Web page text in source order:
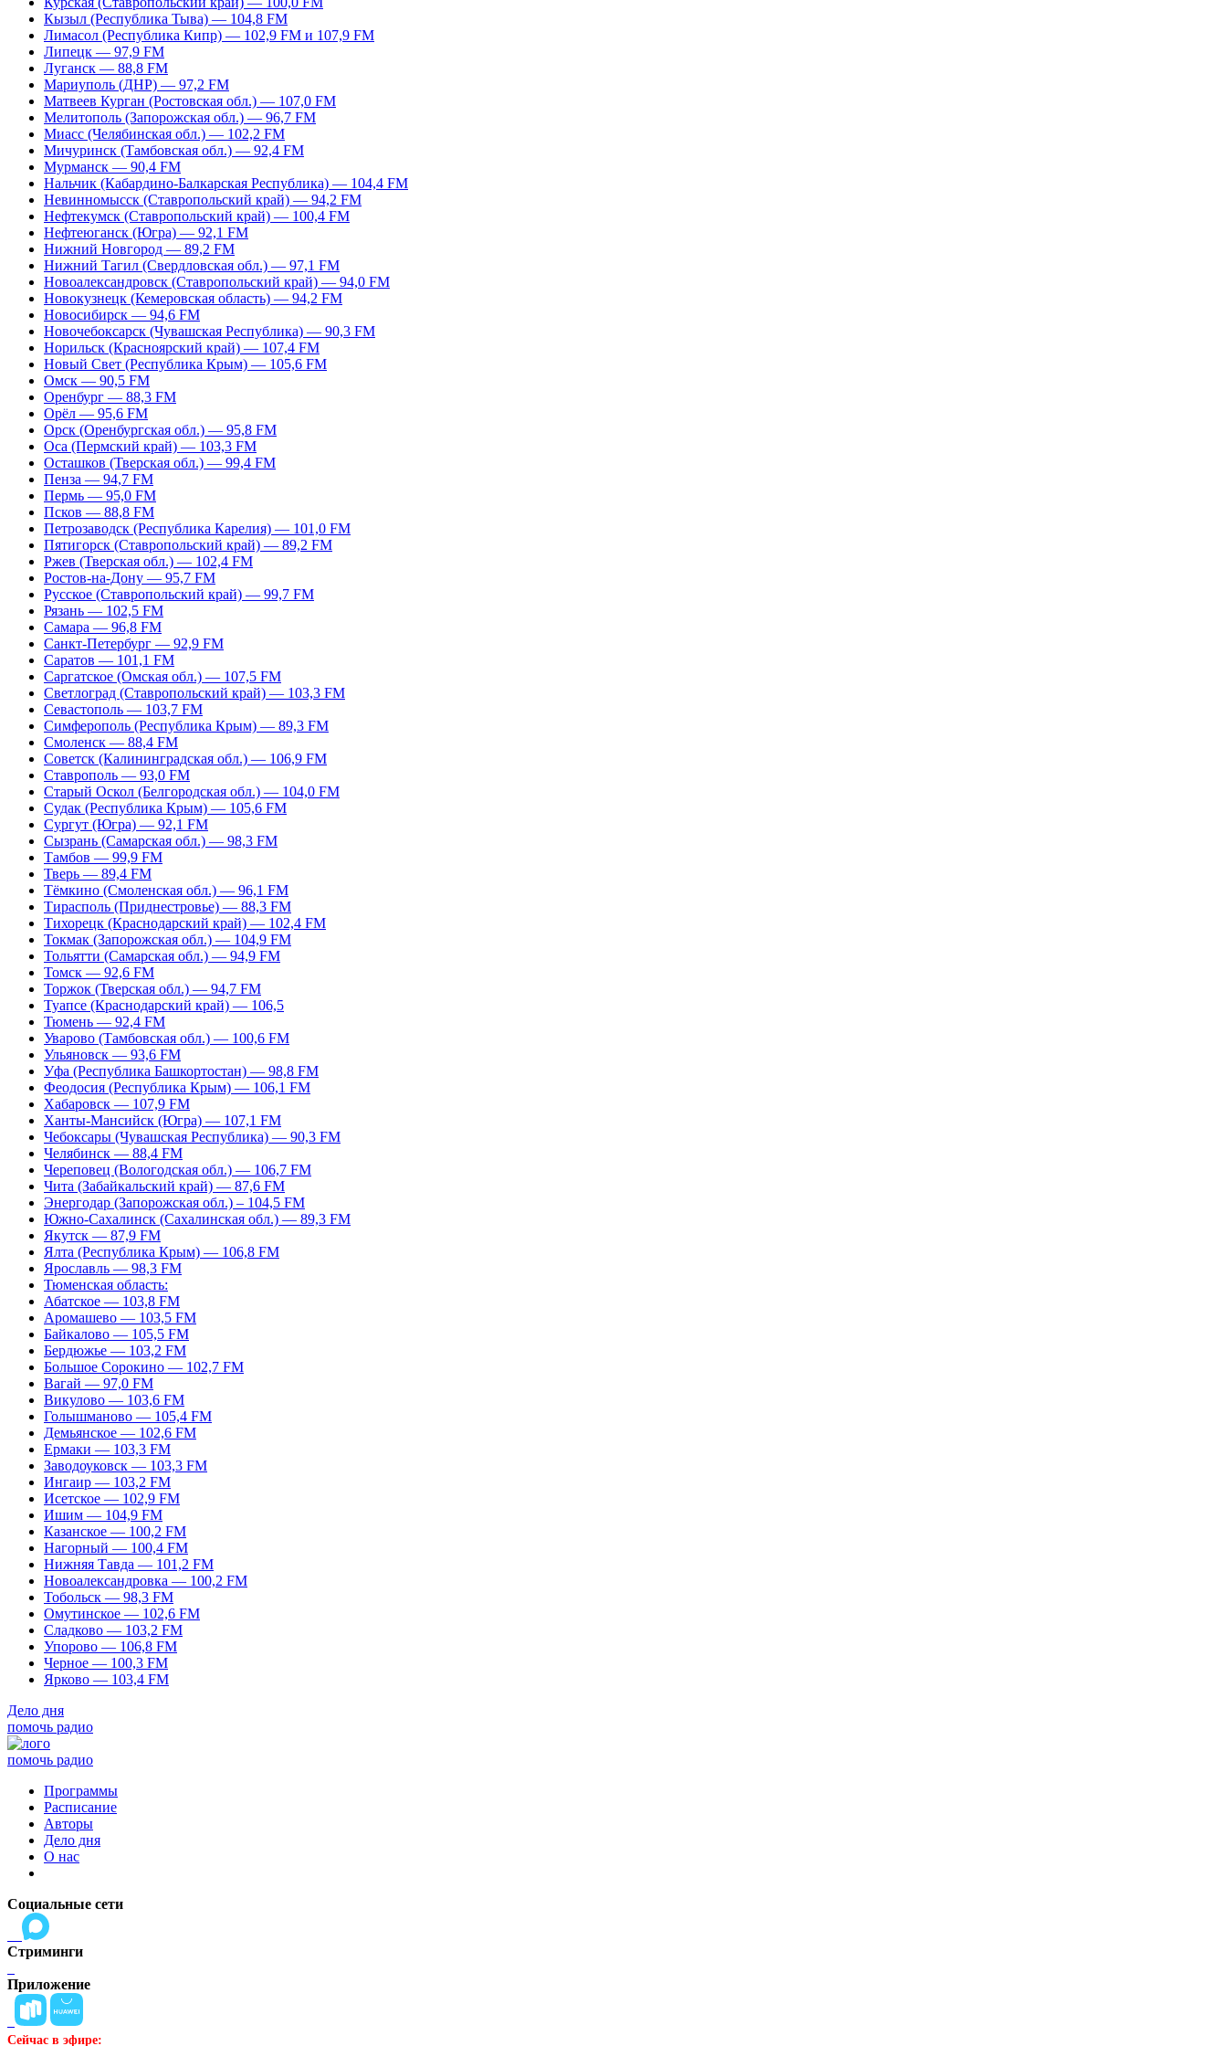
Кызыл (Республика Тыва) — 104,8 FM
Лимасол (Республика Кипр) — 102,9 FM и 107,9 FM
Липецк — 97,9 FM
Луганск — 88,8 FM
Мариуполь (ДНР) — 97,2 FM
Матвеев Курган (Ростовская обл.) — 107,0 FM
Мелитополь (Запорожская обл.) — 96,7 FM
Миасс (Челябинская обл.) — 102,2 FM
Мичуринск (Тамбовская обл.) — 92,4 FM
Мурманск — 90,4 FM
Нальчик (Кабардино-Балкарская Республика) — 104,4 FM
Невинномысск (Ставропольский край) — 94,2 FM
Нефтекумск (Ставропольский край) — 100,4 FM
Нефтеюганск (Югра) — 92,1 FM
Нижний Новгород — 89,2 FM
Нижний Тагил (Свердловская обл.) — 97,1 FM
Новоалександровск (Ставропольский край) — 94,0 FM
Новокузнецк (Кемеровская область) — 94,2 FM
Новосибирск — 94,6 FM
Новочебоксарск (Чувашская Республика) — 90,3 FM
Норильск (Красноярский край) — 107,4 FM
Новый Свет (Республика Крым) — 105,6 FM
Омск — 90,5 FM
Оренбург — 88,3 FM
Орёл — 95,6 FM
Орск (Оренбургская обл.) — 95,8 FM
Оса (Пермский край) — 103,3 FM
Осташков (Тверская обл.) — 99,4 FM
Пенза — 94,7 FM
Пермь — 95,0 FM
Псков — 88,8 FM
Петрозаводск (Республика Карелия) — 101,0 FM
Пятигорск (Ставропольский край) — 89,2 FM
Ржев (Тверская обл.) — 102,4 FM
Ростов-на-Дону — 95,7 FM
Русское (Ставропольский край) — 99,7 FM
Рязань — 102,5 FM
Самара — 96,8 FM
Санкт-Петербург — 92,9 FM
Саратов — 101,1 FM
Саргатское (Омская обл.) — 107,5 FM
Светлоград (Ставропольский край) — 103,3 FM
Севастополь — 103,7 FM
Симферополь (Республика Крым) — 89,3 FM
Смоленск — 88,4 FM
Советск (Калининградская обл.) — 106,9 FM
Ставрополь — 93,0 FM
Старый Оскол (Белгородская обл.) — 104,0 FM
Судак (Республика Крым) — 105,6 FM
Сургут (Югра) — 92,1 FM
Сызрань (Самарская обл.) — 98,3 FM
Тамбов — 99,9 FM
Тверь — 89,4 FM
Тёмкино (Смоленская обл.) — 96,1 FM
Тирасполь (Приднестровье) — 88,3 FM
Тихорецк (Краснодарский край) — 102,4 FM
Токмак (Запорожская обл.) — 104,9 FM
Тольятти (Самарская обл.) — 94,9 FM
Томск — 92,6 FM
Торжок (Тверская обл.) — 94,7 FM
Туапсе (Краснодарский край) — 106,5
Тюмень — 92,4 FM
Уварово (Тамбовская обл.) — 100,6 FM
Ульяновск — 93,6 FM
Уфа (Республика Башкортостан) — 98,8 FM
Феодосия (Республика Крым) — 106,1 FM
Хабаровск — 107,9 FM
Ханты-Мансийск (Югра) — 107,1 FM
Чебоксары (Чувашская Республика) — 90,3 FM
Челябинск — 88,4 FM
Череповец (Вологодская обл.) — 106,7 FM
Чита (Забайкальский край) — 87,6 FM
Энергодар (Запорожская обл.) – 104,5 FM
Южно-Сахалинск (Сахалинская обл.) — 89,3 FM
Якутск — 87,9 FM
Ялта (Республика Крым) — 106,8 FM
Ярославль — 98,3 FM
Тюменская область:
Абатское — 103,8 FM
Аромашево — 103,5 FM
Байкалово — 105,5 FM
Бердюжье — 103,2 FM
Большое Сорокино — 102,7 FM
Вагай — 97,0 FM
Викулово — 103,6 FM
Голышманово — 105,4 FM
Демьянское — 102,6 FM
Ермаки — 103,3 FM
Заводоуковск — 103,3 FM
Ингаир — 103,2 FM
Исетское — 102,9 FM
Ишим — 104,9 FM
Казанское — 100,2 FM
Нагорный — 100,4 FM
Нижняя Тавда — 101,2 FM
Новоалександровка — 100,2 FM
Тобольск — 98,3 FM
Омутинское — 102,6 FM
Сладково — 103,2 FM
Упорово — 106,8 FM
Черное — 100,3 FM
Ярково — 103,4 FM
Дело дня
помочь радио
помочь радио
Программы
Расписание
Авторы
Дело дня
О нас
Социальные сети
Стриминги
Приложение
Сейчас в эфире: